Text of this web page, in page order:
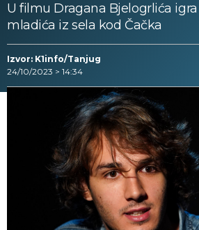
U filmu Dragana Bjelogrlića
mladića iz sela kod Čačka
Izvor: K1info/Tanjug
24/10/2023 > 14:34